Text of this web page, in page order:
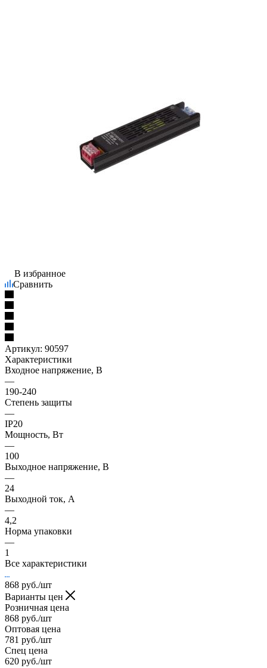
В избранное
Сравнить
Артикул: 90597
Характеристики
Входное напряжение, В
—
190-240
Степень защиты
—
IP20
Мощность, Вт
—
100
Выходное напряжение, В
—
24
Выходной ток, А
—
4,2
Норма упаковки
—
1
Все характеристики
868 руб./шт
Варианты цен
Розничная цена
868 руб./шт
Оптовая цена
781 руб./шт
Спец цена
620 руб./шт